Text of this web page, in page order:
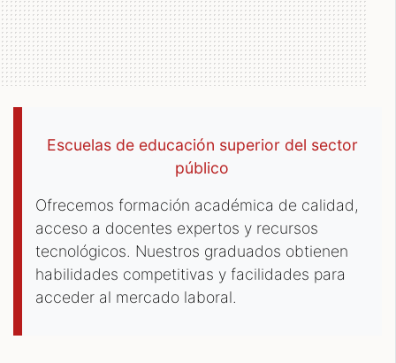
Escuelas de educación superior del sector
público
Ofrecemos formación académica de calidad,
acceso a docentes expertos y recursos
tecnológicos. Nuestros graduados obtienen
habilidades competitivas y facilidades para
acceder al mercado laboral.